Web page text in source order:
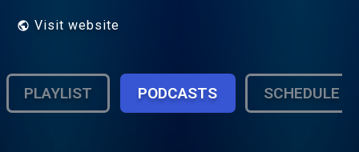
Visit website
PLAYLIST PODCASTS SCHEDULE